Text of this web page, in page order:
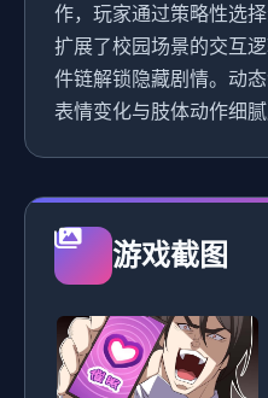
作，玩家通过策略性选
扩展了校园场景的交互
件链解锁隐藏剧情。动
表情变化与肢体动作细
游戏截图